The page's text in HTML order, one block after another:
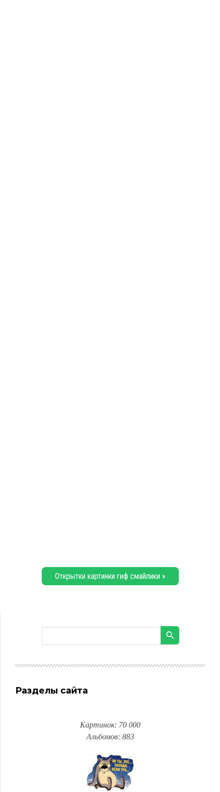
Открытки картинки гиф смайлики »
Разделы сайта
Картинок: 70 000
Альбомов: 883